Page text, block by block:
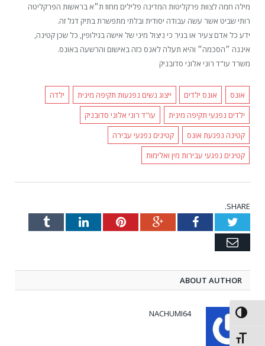
הפעל/כבה ניגודיות גבוהה
מתג גודל גופן
מילה חמה לצוות פרקליטות המדינה פלילים מחוז ת״א בראשות הפרקליטה
רותי שביט אשר עשה עבודה יסודית ובלתי מתפשרת בתיק דגל זה.
ידע כל אדם צעיר או בגיר כי ניצול מיני של אישה בגילופין, כל שכן קטינה,
איננה ״הסכמה״ והיא תעלה לאנס כזה באישום והרשעה באונס.
משרד עו"ד רוני אלוני סדובניק
אונס אונס ילדים ייצוג נשים נפגעות תקיפה מינית
ילדה
ילדים נפגעי תקיפה מינית
עו"ד רוני אלוני סדובניק
קטינה נפגעת אונס
קטינים נפגעי עבירה
קטינים נפגעי עבירות מין ואלימות
SHARE.
Twitter
Facebook
Google+
Pinterest
LinkedIn
Tumblr
Email
ABOUT AUTHOR
NACHUMI64